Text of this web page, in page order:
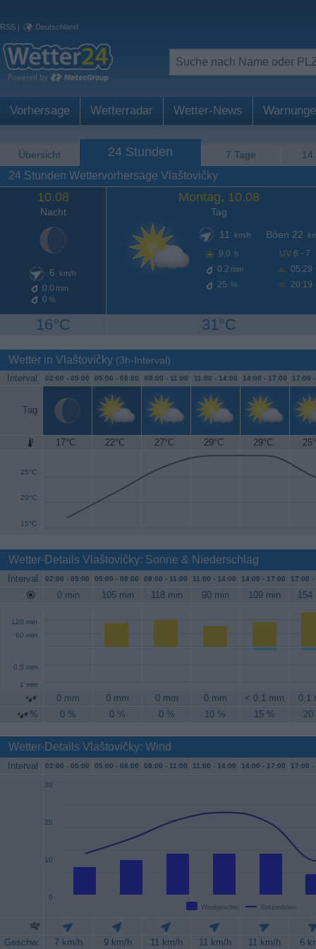
RSS | Deutschland
Vorhersage Wetterradar Wetter-News
Übersicht 24 Stunden 7 Tage 14
24 Stunden Wettervorhersage Vlaštovičky
10.08
Nacht
6 km/h
0.0 mm
0 %
16°C
Montag, 10.08
Tag
11
km/h
9,0 h
0.2 mm
25 %
Böen 22
UV 6 - 7
05:29
20:19
31°C
Wetter in Vlaštovičky (3h-Interval)
Interval 02:00 - 05:00 05:00 - 08:00 08:00 - 11:00 11:00 - 14:00 14:00 - 17:00 17:00
Tag
17°C 22°C 27°C 29°C 29°C
15°C
20°C
25°C
30°C
Wetter-Details Vlaštovičky: Sonne & Niederschlag
Interval 02:00 - 05:00 05:00 - 08:00 08:00 - 11:00 11:00 - 14:00 14:00 - 17:00 17:00 -
0 min 105 min 118 min 90 min 109 min 154
60 min
120 min
0.5 mm
1 mm
0 mm 0 mm 0 mm 0 mm < 0,1 mm
0,1
%
0 % 0 % 0 % 10 % 15 % 20
Wetter-Details Vlaštovičky: Wind
Interval 02:00 - 05:00 05:00 - 08:00 08:00 - 11:00 11:00 - 14:00 14:00 - 17:00 17:00 -
Windgeschw. Spitzenböen
0
10
20
30
Geschw. 7 km/h 9 km/h 11 km/h 11 km/h 11 km/h
6